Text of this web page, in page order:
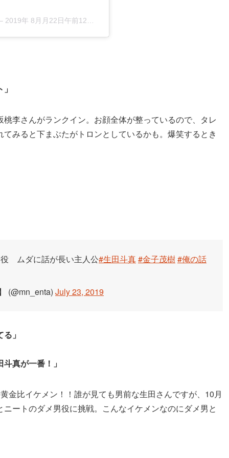
2019年 8月月22日午前12時02分PDT
李さんがランクイン。お顔全体が整っているので、タレ
みると下まぶたがトロンとしているかも。爆笑するとき
ムダに話が長い主人公#生田斗真#金子茂樹#俺の話
(@mn_enta) July 23, 2019
」
真が一番！」
金比イケメン！！誰が見ても男前な生田さんですが、10月
ートのダメ男役に挑戦。こんなイケメンなのにダメ男と